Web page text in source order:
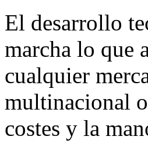
El desarrollo
marcha lo que
cualquier
multinacional
costes y la